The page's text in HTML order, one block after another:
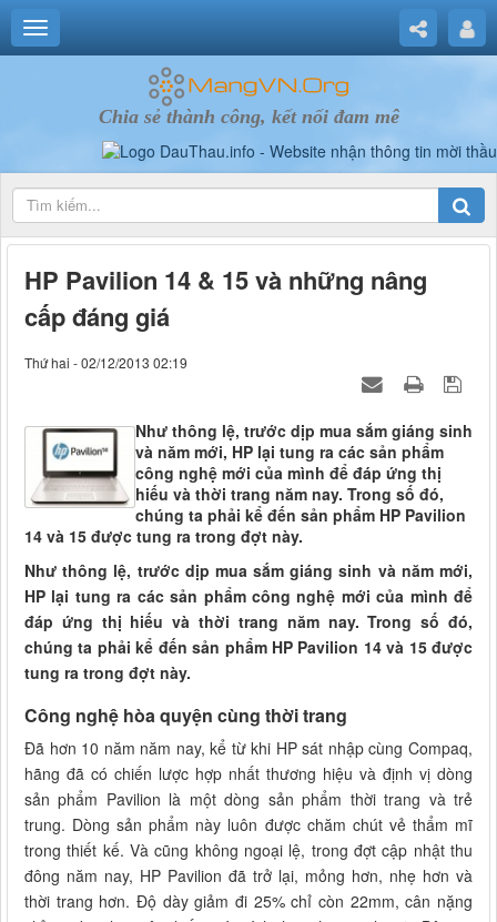
Chia sẻ thành công, kết nối đam mê
HP Pavilion 14 & 15 và những nâng
cấp đáng giá
Thứ hai - 02/12/2013 02:19
Như thông lệ, trước dịp mua sắm giáng sinh
và năm mới, HP lại tung ra các sản phẩm
công nghệ mới của mình để đáp ứng thị
hiếu và thời trang năm nay. Trong số đó,
chúng ta phải kể đến sản phẩm HP Pavilion
14 và 15 được tung ra trong đợt này.
Như thông lệ, trước dịp mua sắm giáng sinh và năm mới,
HP lại tung ra các sản phẩm công nghệ mới của mình để
đáp ứng thị hiếu và thời trang năm nay. Trong số đó,
chúng ta phải kể đến sản phẩm HP Pavilion 14 và 15 được
tung ra trong đợt này.
Công nghệ hòa quyện cùng thời trang
Đã hơn 10 năm năm nay, kể từ khi HP sát nhập cùng Compaq,
hãng đã có chiến lược hợp nhất thương hiệu và định vị dòng
sản phẩm Pavilion là một dòng sản phẩm thời trang và trẻ
trung. Dòng sản phẩm này luôn được chăm chút vẻ thẩm mĩ
trong thiết kế. Và cũng không ngoại lệ, trong đợt cập nhật thu
đông năm nay, HP Pavilion đã trở lại, mỏng hơn, nhẹ hơn và
thời trang hơn. Độ dày giảm đi 25% chỉ còn 22mm, cân nặng